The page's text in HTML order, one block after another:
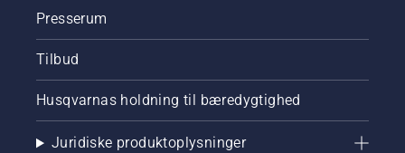
Presserum
Tilbud
Husqvarnas holdning til bæredygtighed
Juridiske produktoplysninger